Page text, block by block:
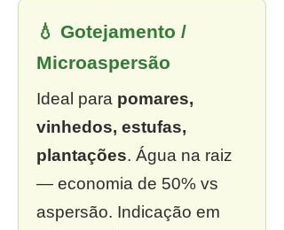
💧 Gotejamento /
Microaspersão
Ideal para pomares,
vinhedos, estufas,
plantações. Água na raiz
— economia de 50% vs
aspersão. Indicação em